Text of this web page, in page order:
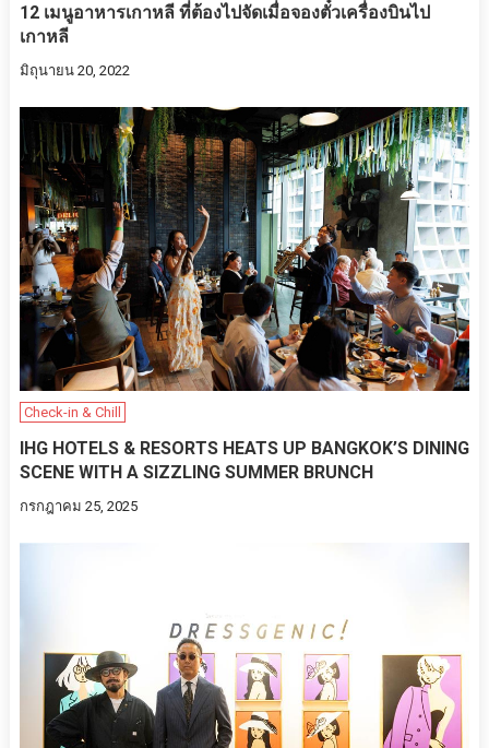
12 เมนูอาหารเกาหลี ที่ต้องไปจัดเมื่อจองตั๋วเครื่องบินไป
เกาหลี
มิถุนายน 20, 2022
Check-in & Chill
IHG HOTELS & RESORTS HEATS UP BANGKOK’S DINING
SCENE WITH A SIZZLING SUMMER BRUNCH
กรกฎาคม 25, 2025